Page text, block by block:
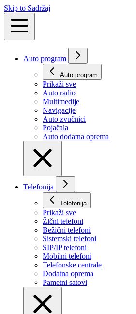
Skip to Sadržaj
Auto program
Auto program
Prikaži svе
Auto radio
Multimedije
Navigacije
Auto zvučnici
Pojačala
Auto dodatna oprema
Telefonija
Telefonija
Prikaži svе
Žični telefoni
Bežični telefoni
Sistemski telefoni
SIP/IP telefoni
Mobilni telefoni
Telefonske centrale
Dodatna oprema
Pametni satovi